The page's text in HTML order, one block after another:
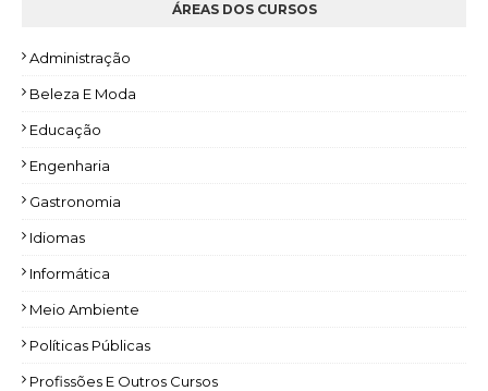
ÁREAS DOS CURSOS
Administração
Beleza E Moda
Educação
Engenharia
Gastronomia
Idiomas
Informática
Meio Ambiente
Políticas Públicas
Profissões E Outros Cursos